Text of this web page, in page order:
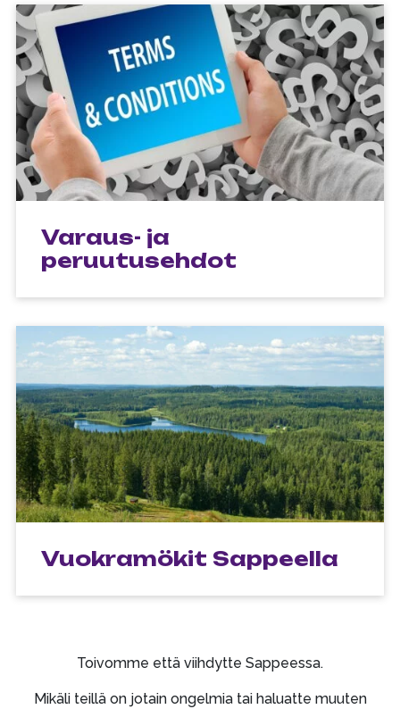
Varaus- ja
peruutusehdot
Vuokramökit Sappeella
Toivomme että viihdytte Sappeessa.
Mikäli teillä on jotain ongelmia tai haluatte muuten